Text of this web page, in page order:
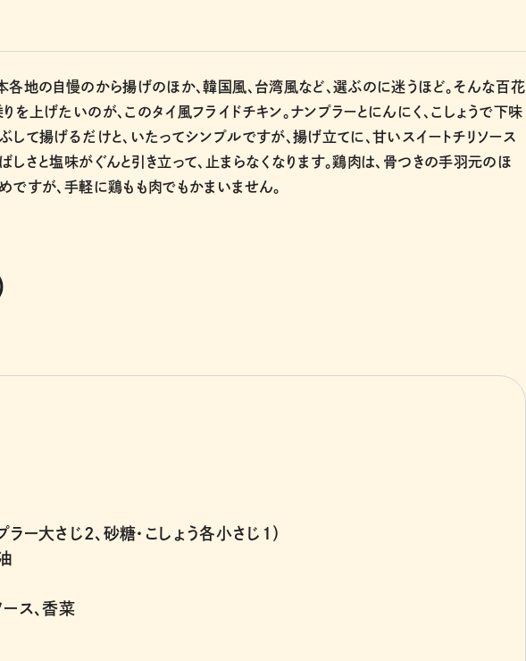
各地の自慢のから揚げのほか、韓国風、台湾風など、選ぶのに迷うほど。そんな百花
を上げたいのが、このタイ風フライドチキン。ナンプラーとにんにく、こしょうで下味
して揚げるだけと、いたってシンプルですが、揚げ立てに、甘いスイートチリソース
しさと塩味がぐんと引き立って、止まらなくなります。鶏肉は、骨つきの手羽元のほ
ですが、手軽に鶏もも肉でもかまいません。
ラー大さじ2、砂糖・こしょう各小さじ1）
ース、香菜